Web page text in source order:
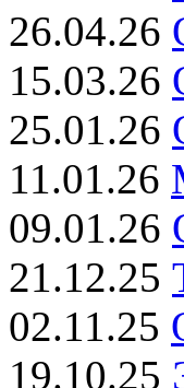
26.04.26
15.03.26
25.01.26
11.01.26
09.01.26
21.12.25
02.11.25
19.10.25